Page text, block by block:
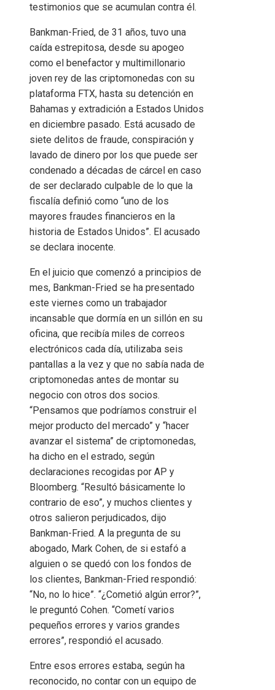
testimonios que se acumulan contra él.
Bankman-Fried, de 31 años, tuvo una
caída estrepitosa, desde su apogeo
como el benefactor y multimillonario
joven rey de las criptomonedas con su
plataforma FTX, hasta su detención en
Bahamas y extradición a Estados Unidos
en diciembre pasado. Está acusado de
siete delitos de fraude, conspiración y
lavado de dinero por los que puede ser
condenado a décadas de cárcel en caso
de ser declarado culpable de lo que la
fiscalía definió como “uno de los
mayores fraudes financieros en la
historia de Estados Unidos”. El acusado
se declara inocente.
En el juicio que comenzó a principios de
mes, Bankman-Fried se ha presentado
este viernes como un trabajador
incansable que dormía en un sillón en su
oficina, que recibía miles de correos
electrónicos cada día, utilizaba seis
pantallas a la vez y que no sabía nada de
criptomonedas antes de montar su
negocio con otros dos socios.
“Pensamos que podríamos construir el
mejor producto del mercado” y “hacer
avanzar el sistema” de criptomonedas,
ha dicho en el estrado, según
declaraciones recogidas por AP y
Bloomberg. “Resultó básicamente lo
contrario de eso”, y muchos clientes y
otros salieron perjudicados, dijo
Bankman-Fried. A la pregunta de su
abogado, Mark Cohen, de si estafó a
alguien o se quedó con los fondos de
los clientes, Bankman-Fried respondió:
“No, no lo hice”. “¿Cometió algún error?”,
le preguntó Cohen. “Cometí varios
pequeños errores y varios grandes
errores”, respondió el acusado.
Entre esos errores estaba, según ha
reconocido, no contar con un equipo de